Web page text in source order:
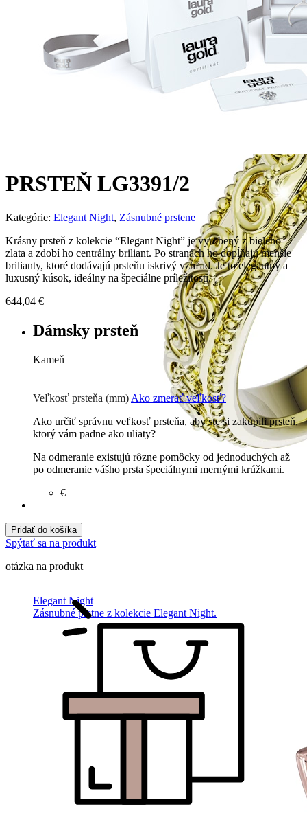
Elegant Night
Zásnubné prstne z kolekcie Elegant Night.
PRSTEŇ LG3391/2
Kategórie: Elegant Night, Zásnubné prstene
Krásny prsteň z kolekcie “Elegant Night” je vyrobený z bieleho
zlata a zdobí ho centrálny briliant. Po stranách ho dopĺňajú menšie
brilianty, ktoré dodávajú prsteňu iskrivý vzhľad. Je to elegantný a
luxusný kúsok, ideálny na špeciálne príležitosti.
644,04 €
Dámsky prsteň
Kameň
Briliant G-H/Si1-2
1464 €
Veľkosť prsteňa (mm) Ako zmerať veľkosť?
Ako určiť správnu veľkosť prsteňa, aby ste si zakúpili prsteň,
ktorý vám padne ako uliaty?
Na odmeranie existujú rôzne pomôcky od jednoduchých až
po odmeranie vášho prsta špeciálnymi mernými krúžkami.
€
Pridať do košíka
Spýtať sa na produkt
otázka na produkt